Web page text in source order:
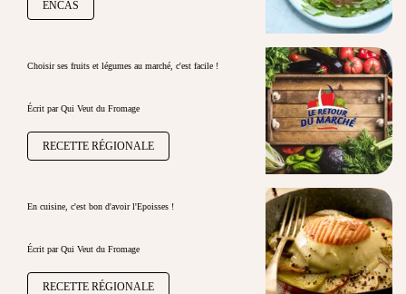
ENCAS
Choisir ses fruits et légumes au marché, c'est facile !
Écrit par Qui Veut du Fromage
RECETTE RÉGIONALE
En cuisine, c'est bon d'avoir l'Epoisses !
Écrit par Qui Veut du Fromage
RECETTE RÉGIONALE